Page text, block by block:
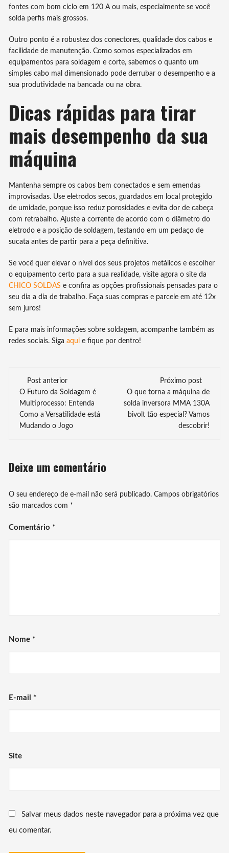
fontes com bom ciclo em 120 A ou mais, especialmente se você
solda perfis mais grossos.
Outro ponto é a robustez dos conectores, qualidade dos cabos e
facilidade de manutenção. Como somos especializados em
equipamentos para soldagem e corte, sabemos o quanto um
simples cabo mal dimensionado pode derrubar o desempenho e a
sua produtividade na bancada ou na obra.
Dicas rápidas para tirar
mais desempenho da sua
máquina
Mantenha sempre os cabos bem conectados e sem emendas
improvisadas. Use eletrodos secos, guardados em local protegido
de umidade, porque isso reduz porosidades e evita dor de cabeça
com retrabalho. Ajuste a corrente de acordo com o diâmetro do
eletrodo e a posição de soldagem, testando em um pedaço de
sucata antes de partir para a peça definitiva.
Se você quer elevar o nível dos seus projetos metálicos e escolher
o equipamento certo para a sua realidade, visite agora o site da
CHICO SOLDAS e confira as opções profissionais pensadas para o
seu dia a dia de trabalho. Faça suas compras e parcele em até 12x
sem juros!
E para mais informações sobre soldagem, acompanhe também as
redes sociais. Sigaaqui e fique por dentro!
Navegação
de
post
Post anterior
O Futuro da Soldagem é
Multiprocesso: Entenda
Como a Versatilidade está
Mudando o Jogo
Próximo post
O que torna a máquina de
solda inversora MMA 130A
bivolt tão especial? Vamos
descobrir!
Deixe um comentário
O seu endereço de e-mail não será publicado. Campos obrigatórios
são marcados com *
Comentário *
Nome *
E-mail *
Site
Salvar meus dados neste navegador para a próxima vez que
eu comentar.